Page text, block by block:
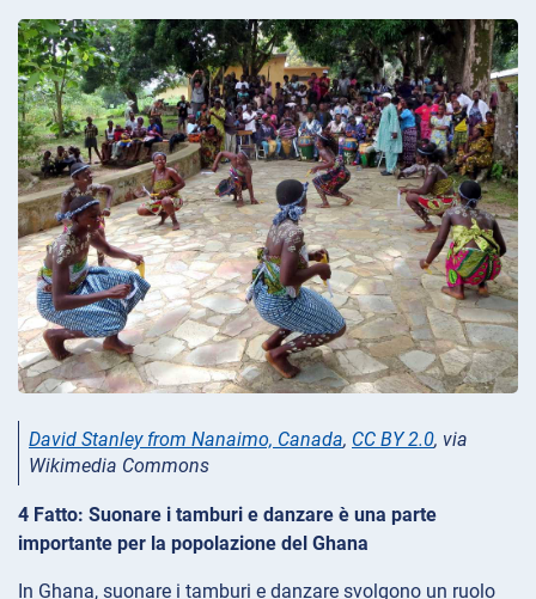
David Stanley from Nanaimo, Canada, CC BY 2.0, via
Wikimedia Commons
4 Fatto: Suonare i tamburi e danzare è una parte
importante per la popolazione del Ghana
In Ghana, suonare i tamburi e danzare svolgono un ruolo